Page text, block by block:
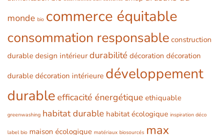
monde bio commerce équitable
consommation responsable construction
durable design intérieur durabilité décoration décoration
durable décoration intérieure développement
durable efficacité énergétique ethiquable
greenwashing habitat durable habitat écologique inspiration déco
label bio maison écologique matériaux biosourcés max